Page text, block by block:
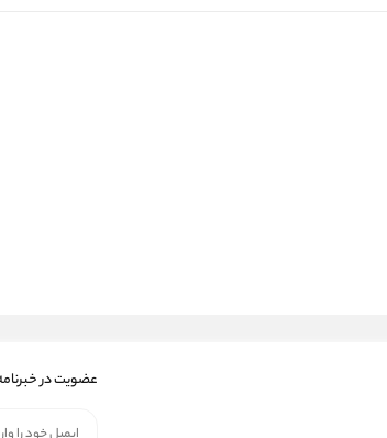
عضویت در